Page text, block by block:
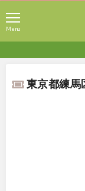
Menu
東京都練馬